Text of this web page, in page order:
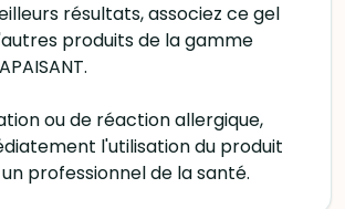
résultats, associez ce gel
produits de la gamme
ou de réaction allergique,
l'utilisation du produit
professionnel de la santé.